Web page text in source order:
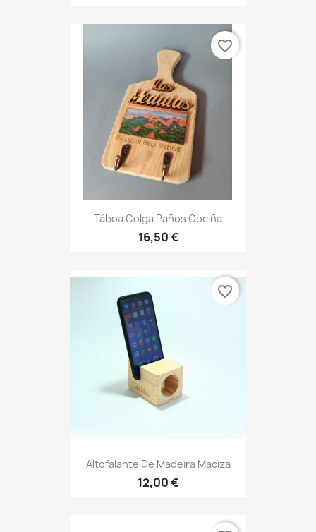
Táboa Colga Paños Cociña
16,50 €
favorite_border
Altofalante De Madeira Maciza
12,00 €
favorite_border